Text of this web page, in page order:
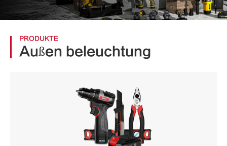
PRODUKTE
Außen beleuchtung